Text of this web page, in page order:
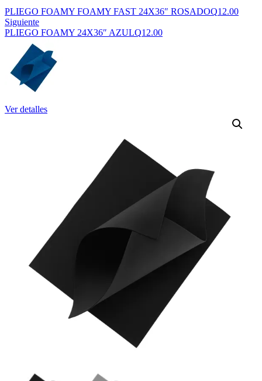
PLIEGO FOAMY FOAMY FAST 24X36″ ROSADOQ12.00
Siguiente
PLIEGO FOAMY 24X36″ AZULQ12.00
Ver detalles